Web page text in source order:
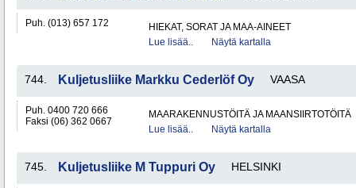
Puh. (013) 657 172
HIEKAT, SORAT JA MAA-AINEET
Lue lisää..
Näytä kartalla
744. Kuljetusliike Markku Cederlöf Oy VAASA
Puh. 0400 720 666
Faksi (06) 362 0667
MAARAKENNUSTÖITÄ JA MAANSIIRTOTÖITÄ
Lue lisää..
Näytä kartalla
745. Kuljetusliike M Tuppuri Oy HELSINKI